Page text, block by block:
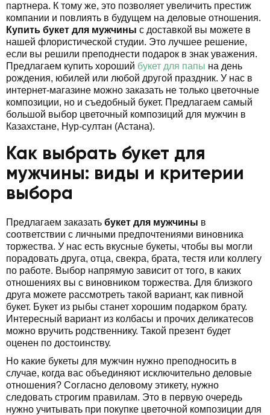
партнера. К тому же, это позволяет увеличить престиж
компании и повлиять в будущем на деловые отношения.
Купить букет для мужчины с доставкой вы можете в
нашей флористической студии. Это лучшее решение,
если вы решили преподнести подарок в знак уважения.
Предлагаем купить хороший букет для папы на день
рождения, юбилей или любой другой праздник. У нас в
интернет-магазине можно заказать не только цветочные
композиции, но и съедобный букет. Предлагаем самый
большой выбор цветочный композиций для мужчин в
Казахстане, Нур-султан (Астана).
Как выбрать букет для
мужчины: виды и критерии
выбора
Предлагаем заказать букет для мужчины в
соответствии с личными предпочтениями виновника
торжества. У нас есть вкусные букеты, чтобы вы могли
порадовать друга, отца, свекра, брата, тестя или коллегу
по работе. Выбор напрямую зависит от того, в каких
отношениях вы с виновником торжества. Для близкого
друга можете рассмотреть такой вариант, как пивной
букет. Букет из рыбы станет хорошим подарком брату.
Интересный вариант из колбасы и прочих деликатесов
можно вручить родственнику. Такой презент будет
оценен по достоинству.
Но какие букеты для мужчин нужно преподносить в
случае, когда вас объединяют исключительно деловые
отношения? Согласно деловому этикету, нужно
следовать строгим правилам. Это в первую очередь
нужно учитывать при покупке цветочной композиции для